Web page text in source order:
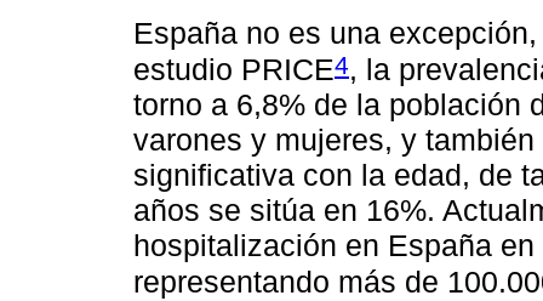
España no es una
estudio PRICE4, la
torno a 6,8% de la población
varones y mujeres, y
significativa con la edad, de
años se sitúa en 16%.
hospitalización en España
representando más de